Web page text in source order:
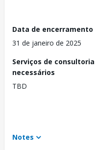
Data de encerramento
31 de janeiro de 2025
Serviços de consultoria
necessários
TBD
Notes